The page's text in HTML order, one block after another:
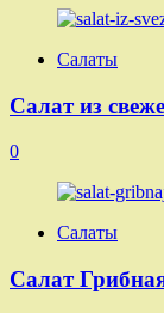
Салаты
Салат из
0
Салаты
Салат